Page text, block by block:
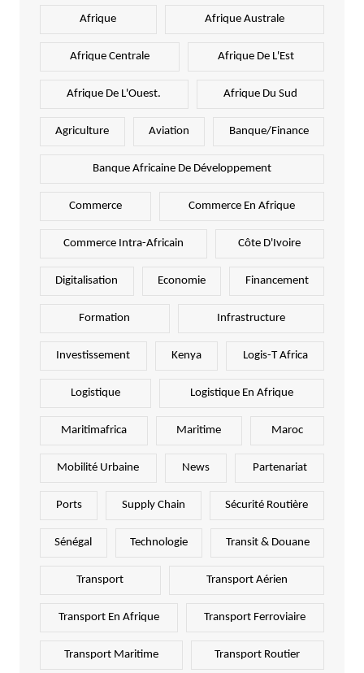
Afrique Afrique Australe
Afrique Centrale Afrique De L'Est
Afrique De L'Ouest. Afrique Du Sud
Agriculture Aviation Banque/Finance
Banque Africaine De Développement
Commerce Commerce En Afrique
Commerce Intra-Africain Côte D'Ivoire
Digitalisation Economie Financement
Formation Infrastructure
Investissement Kenya Logis-T Africa
Logistique Logistique En Afrique
Maritimafrica Maritime Maroc
Mobilité Urbaine News Partenariat
Ports Supply Chain Sécurité Routière
Sénégal Technologie Transit & Douane
Transport Transport Aérien
Transport En Afrique Transport Ferroviaire
Transport Maritime Transport Routier